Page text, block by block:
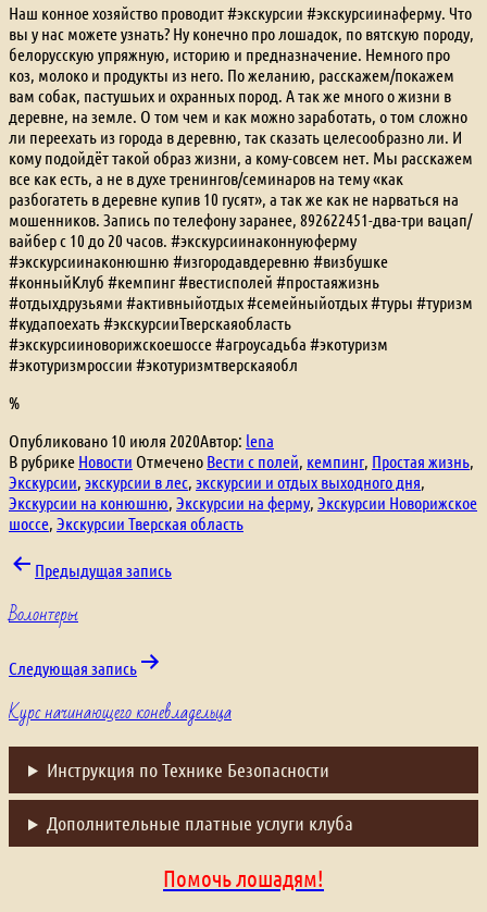
Наш конное хозяйство проводит #экскурсии #экскурсиинаферму. Что
вы у нас можете узнать? Ну конечно про лошадок, по вятскую породу,
белорусскую упряжную, историю и предназначение. Немного про
коз, молоко и продукты из него. По желанию, расскажем/покажем
вам собак, пастушьих и охранных пород. А так же много о жизни в
деревне, на земле. О том чем и как можно заработать, о том сложно
ли переехать из города в деревню, так сказать целесообразно ли. И
кому подойдёт такой образ жизни, а кому-совсем нет. Мы расскажем
все как есть, а не в духе тренингов/семинаров на тему «как
разбогатеть в деревне купив 10 гусят», а так же как не нарваться на
мошенников. Запись по телефону заранее, 892622451-два-три вацап/
вайбер с 10 до 20 часов. #экскурсиинаконнуюферму
#экскурсиинаконюшню #изгородавдеревню #визбушке
#конныйКлуб #кемпинг #вестисполей #простаяжизнь
#отдыхдрузьями #активныйотдых #семейныйотдых #туры #туризм
#кудапоехать #экскурсииТверскаяобласть
#экскурсииноворижскоешоссе #агроусадьба #экотуризм
#экотуризмроссии #экотуризмтверскаяобл
%
Опубликовано 10 июля 2020Автор: lena
В рубрике Новости Отмечено Вести с полей, кемпинг, Простая жизнь,
Экскурсии, экскурсии в лес, экскурсии и отдых выходного дня,
Экскурсии на конюшню, Экскурсии на ферму, Экскурсии Новорижское
шоссе, Экскурсии Тверская область
Навигация
по
записям
Предыдущая запись
Волонтеры
Следующая запись
Курс начинающего коневладельца
Инструкция по Технике Безопасности
Дополнительные платные услуги клуба
Помочь лошадям!